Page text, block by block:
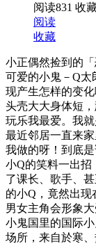
阅读831 收
阅读
收藏
小正偶然捡到的
可爱的小鬼－Q太
现产生怎样的变化
头壳大大身体短
玩乐我最爱。我就
最近邻居一直来
我做的呀！到底
小Q的笑料一出招
了课长、歌手、
的小Q，竟然出
男女主角会形象
小鬼国里的国际
场所，来自於寒